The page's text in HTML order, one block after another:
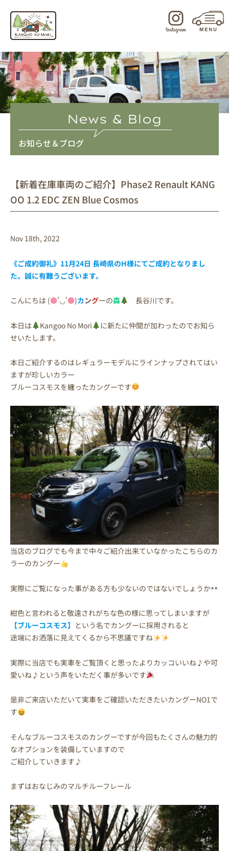
キ
ッ
プ
News & Blog
お知らせ＆ブログ
【新着在庫車両のご紹介】Phase2 Renault KANG
OO 1.2 EDC ZEN Blue Cosmos
Nov 18th, 2022
《ご成約御礼》11月24日 長崎県のH様にてご成約となりまし
た。誠に有難うございます。
こんにちは (●'◡'●)カングーの森 長谷川です。
本日は Kangoo No Mori
に新たに仲間が加わったのでお知ら
せいたします。
本日ご紹介するのはレギュラーモデルにラインナップされてはい
ますが珍しいカラー
ブルーコスモスを纏ったカングーです
当店のブログでも今まで中々ご紹介出来ていなかったこちらのカ
ラーのカングー
実際にご覧になった事がある方も少ないのではないでしょうか
紺色と言われると敬遠されがちな色の様に思ってしまいますが
【ブルーコスモス】 という名でカングーに採用されると
途端にお洒落に見えてくるから不思議ですね
実際に当店でも実車をご覧頂くと思ったよりカッコいいね♪や可
愛いね♪という声をいただく事が多いです
是非ご来店いただいて実車をご確認いただきたいカングーNO1で
す
そんなブルーコスモスのカングーですが今回もたくさんの魅力的
なオプションを装備していますので
ご紹介していきます♪
まずはおなじみのマルチルーフレール